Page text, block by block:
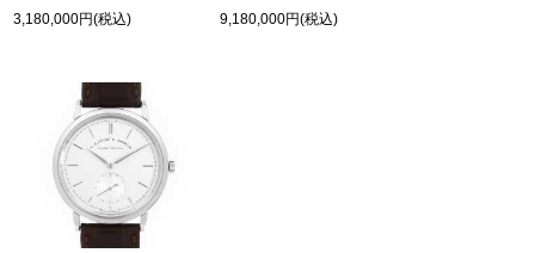
3,180,000円(税込)
9,180,000円(税込)